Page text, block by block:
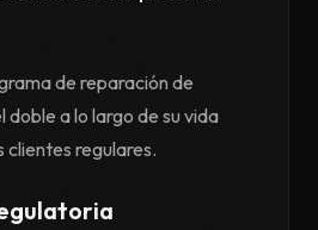
de reparación de
a lo largo de su vida
clientes regulares.